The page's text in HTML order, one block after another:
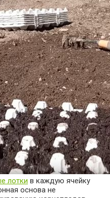
лотки в каждую ячейку
основа не